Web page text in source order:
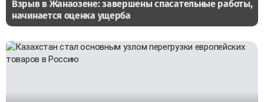
Взрыв в Жанаозене: завершены спасательные работы,
начинается оценка ущерба